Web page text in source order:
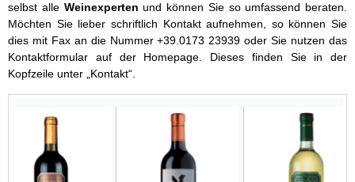
selbst alle Weinexperten und können Sie so umfassend beraten.
Möchten Sie lieber schriftlich Kontakt aufnehmen, so können Sie
dies mit Fax an die Nummer +39.0173 23939 oder Sie nutzen das
Kontaktformular auf der Homepage. Dieses finden Sie in der
Kopfzeile unter „Kontakt“.